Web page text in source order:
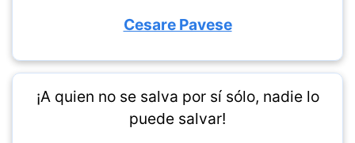
Cesare Pavese
¡A quien no se salva por sí sólo, nadie lo
puede salvar!